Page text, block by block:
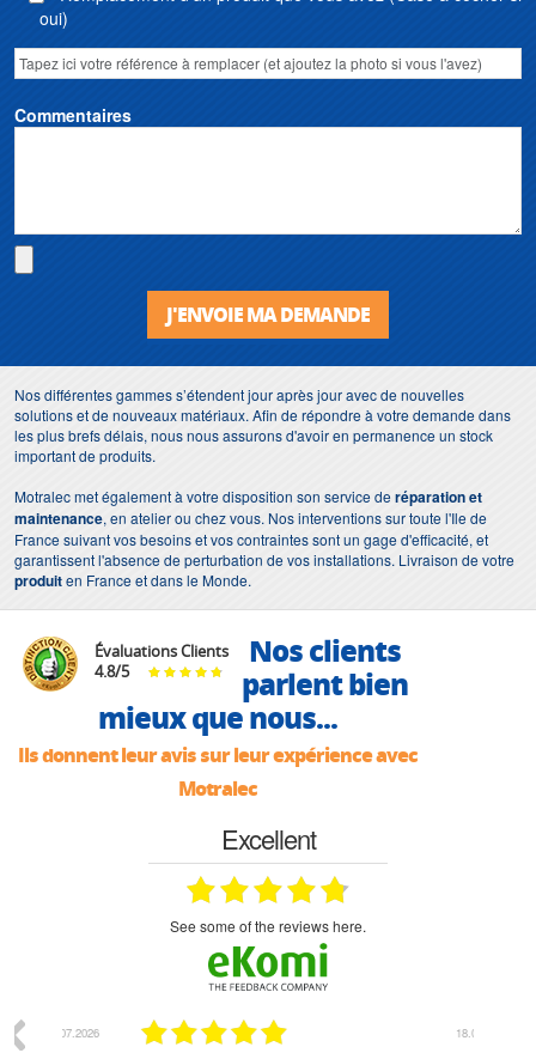
oui)
Commentaires
J'ENVOIE MA DEMANDE
Nos différentes gammes s’étendent jour après jour avec de nouvelles
solutions et de nouveaux matériaux. Afin de répondre à votre demande dans
les plus brefs délais, nous nous assurons d'avoir en permanence un stock
important de produits.
Motralec met également à votre disposition son service deréparation et
maintenance, en atelier ou chez vous. Nos interventions sur toute l'Ile de
France suivant vos besoins et vos contraintes sont un gage d'efficacité, et
garantissent l'absence de perturbation de vos installations. Livraison de votre
produiten France et dans le Monde.
Évaluations Clients
4.8/5
Nos clients
parlent bien
mieux que nous...
Ils donnent leur avis sur leur expérience avec
Motralec
Excellent
see some of the reviews here.